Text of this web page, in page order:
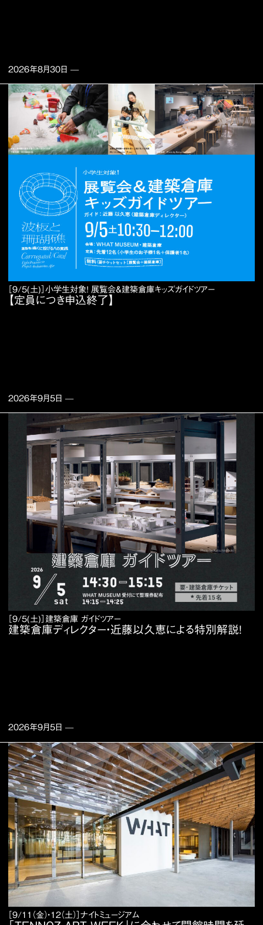
2026年8月30日 —
［9/5(土)］小学生対象！ 展覧会＆建築倉庫キッズガイドツアー
【定員につき申込終了】
2026年9月5日 —
［9/5(土)］建築倉庫 ガイドツアー
建築倉庫ディレクター・近藤以久恵による特別解説！
2026年9月5日 —
［9/11（金）・12（土）］ナイトミュージアム